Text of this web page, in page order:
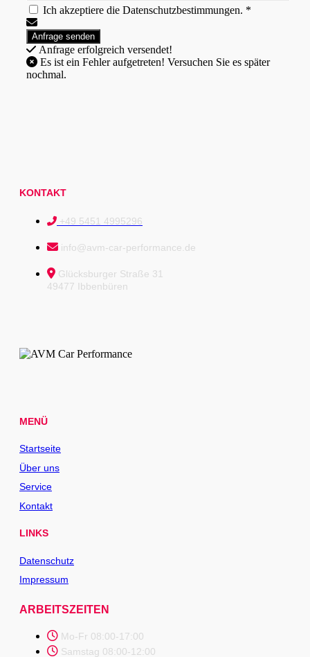
Ich akzeptiere die Datenschutzbestimmungen. *
Anfrage erfolgreich versendet!
nochmal.
KONTAKT
+49 5451 4995296
info@avm-car-performance.de
Glücksburger Straße 31
49477 Ibbenbüren
MENÜ
Startseite
Über uns
Service
Kontakt
LINKS
Datenschutz
Impressum
ARBEITSZEITEN
Mo-Fr 08:00-17:00
Samstag 08:00-12:00